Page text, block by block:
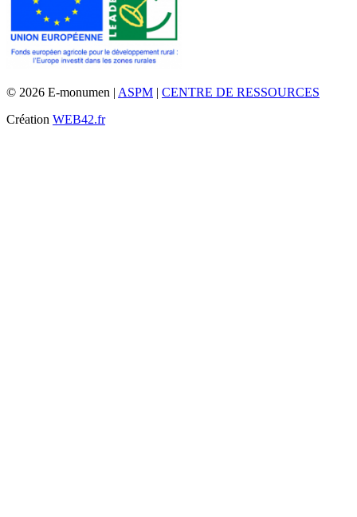
© 2026 E-monumen | ASPM | CENTRE DE RESSOURCES
Création WEB42.fr